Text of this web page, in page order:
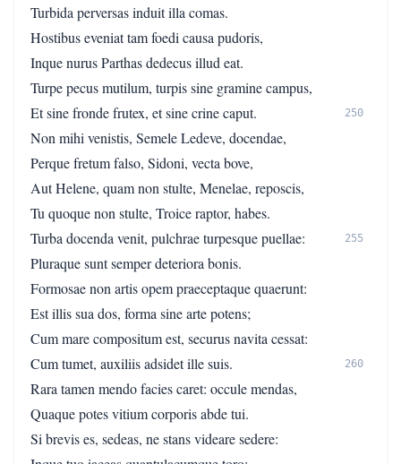
Turbida perversas induit illa comas.
Hostibus eveniat tam foedi causa pudoris,
Inque nurus Parthas dedecus illud eat.
Turpe pecus mutilum, turpis sine gramine campus,
Et sine fronde frutex, et sine crine caput.
250
Non mihi venistis, Semele Ledeve, docendae,
Perque fretum falso, Sidoni, vecta bove,
Aut Helene, quam non stulte, Menelae, reposcis,
Tu quoque non stulte, Troice raptor, habes.
Turba docenda venit, pulchrae turpesque puellae:
255
Pluraque sunt semper deteriora bonis.
Formosae non artis opem praeceptaque quaerunt:
Est illis sua dos, forma sine arte potens;
Cum mare compositum est, securus navita cessat:
Cum tumet, auxiliis adsidet ille suis.
260
Rara tamen mendo facies caret: occule mendas,
Quaque potes vitium corporis abde tui.
Si brevis es, sedeas, ne stans videare sedere: